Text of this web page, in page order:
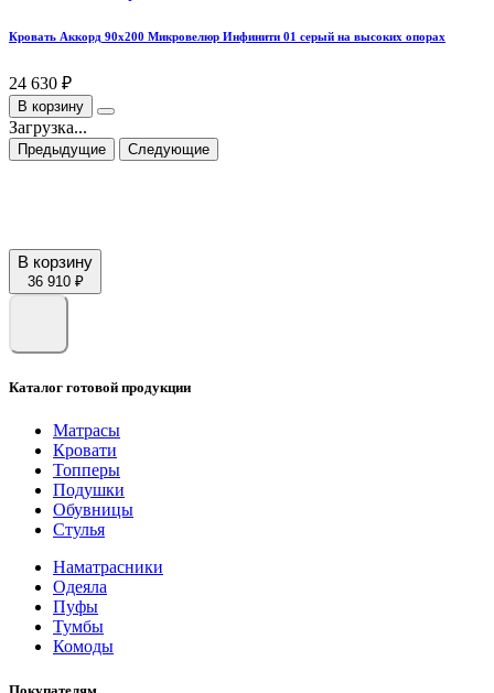
Кровать Аккорд 90х200 Микровелюр Инфинити 01 серый на высоких опорах
24 630 ₽
В корзину
Загрузка...
Предыдущие Следующие
В корзину
36 910 ₽
Каталог готовой продукции
Матрасы
Кровати
Топперы
Подушки
Обувницы
Стулья
Наматрасники
Одеяла
Пуфы
Тумбы
Комоды